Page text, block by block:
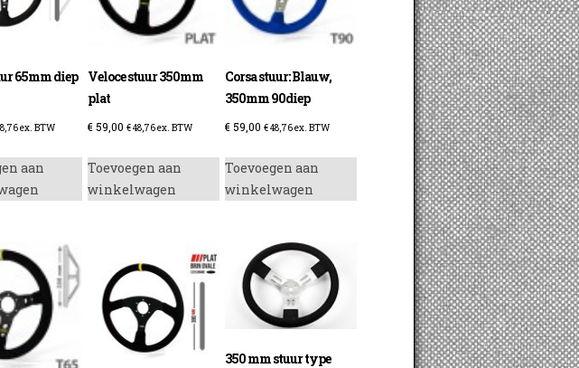
65mm diep
ex. BTW
aan
Veloce stuur 350mm
plat
€59,00 €48,76ex. BTW
Toevoegen aan
winkelwagen
Corsa stuur: Blauw,
350mm 90diep
€59,00 €48,76ex. BTW
Toevoegen aan
winkelwagen
350 mm stuur type